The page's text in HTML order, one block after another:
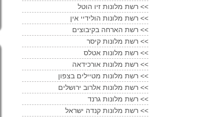
רשת מלונות זיו הוטל <<
רשת מלונות הולידיי אין <<
רשת הארחה בקיבוצים <<
רשת מלונות קיסר <<
רשת מלונות אטלס <<
רשת מלונות אורכידאה <<
רשת מלונות מטיילים בצפון <<
רשת מלונות אלרוב ירושלים <<
רשת מלונות גרנד <<
רשת מלונות קנדה ישראל <<